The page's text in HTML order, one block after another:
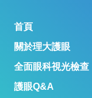
首頁
關於理大護眼
全面眼科視光檢查
護眼Q&A